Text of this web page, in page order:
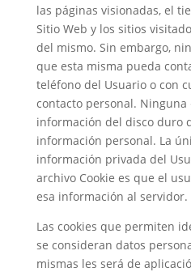
las páginas visionadas, el
Sitio Web y los sitios
del mismo. Sin embargo,
que esta misma pueda
teléfono del Usuario o con
contacto personal.
información del disco duro
información personal. La
información privada del
archivo Cookie es que el
esa información al servidor.
Las cookies que permiten
se consideran datos
mismas les será de